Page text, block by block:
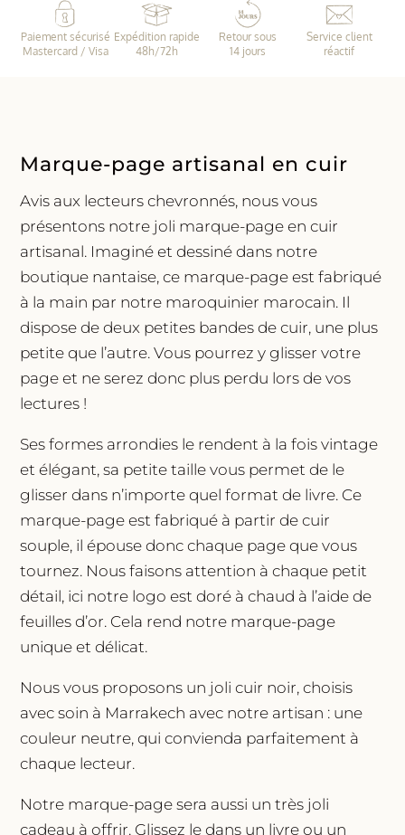
noir
Paiement sécurisé
Mastercard / Visa
Expédition rapide
48h/72h
Retour sous
14 jours
Service client
réactif
Marque-page artisanal en cuir
Avis aux lecteurs chevronnés, nous vous
présentons notre joli marque-page en cuir
artisanal. Imaginé et dessiné dans notre
boutique nantaise, ce marque-page est fabriqué
à la main par notre maroquinier marocain. Il
dispose de deux petites bandes de cuir, une plus
petite que l’autre. Vous pourrez y glisser votre
page et ne serez donc plus perdu lors de vos
lectures !
Ses formes arrondies le rendent à la fois vintage
et élégant, sa petite taille vous permet de le
glisser dans n’importe quel format de livre. Ce
marque-page est fabriqué à partir de cuir
souple, il épouse donc chaque page que vous
tournez. Nous faisons attention à chaque petit
détail, ici notre logo est doré à chaud à l’aide de
feuilles d’or. Cela rend notre marque-page
unique et délicat.
Nous vous proposons un joli cuir noir, choisis
avec soin à Marrakech avec notre artisan : une
couleur neutre, qui convienda parfaitement à
chaque lecteur.
Notre marque-page sera aussi un très joli
cadeau à offrir. Glissez le dans un livre ou un